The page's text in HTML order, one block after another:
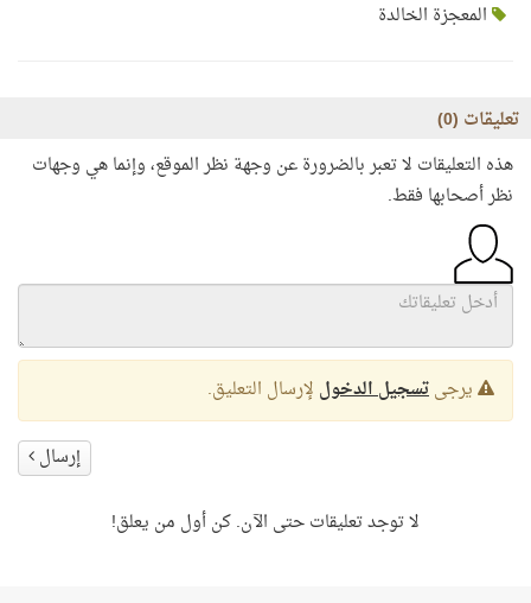
المعجزة الخالدة
تعليقات (0
)
هذه التعليقات لا تعبر بالضرورة عن وجهة نظر الموقع، وإنما هي وجهات
نظر أصحابها فقط.
يرجىتسجيل الدخول لإرسال التعليق.
إرسال
لا توجد تعليقات حتى الآن. كن أول من يعلق!